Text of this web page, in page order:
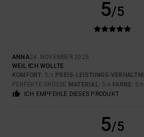
5/5
ANNA24. NOVEMBER 2025
WEIL ICH WOLLTE
KOMFORT: 5/5 PREIS-LEISTUNGS-
PERFEKTE GRÖSSE MATERIAL: 5 /5 FARBE: 5/5
ICH EMPFEHLE DIESES PRODUKT
5/5